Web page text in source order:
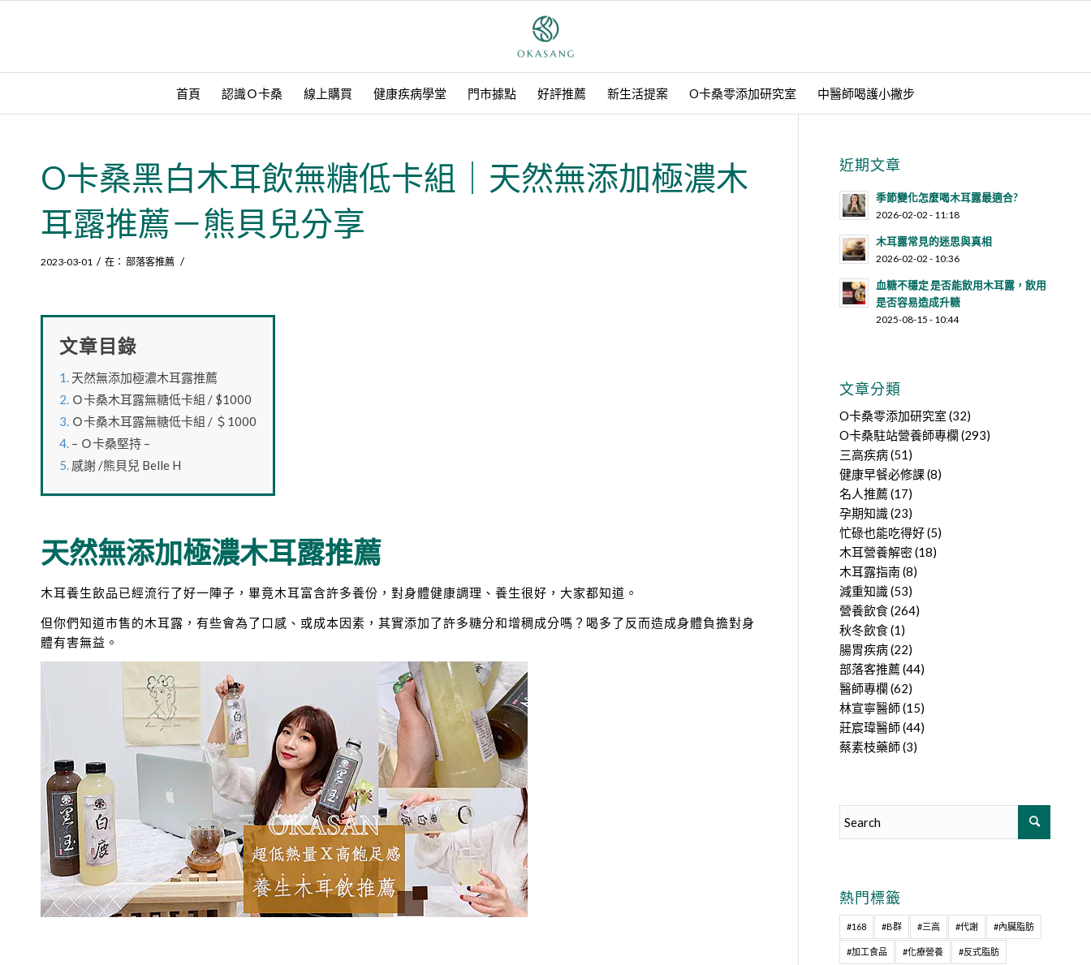
首頁 認識Ｏ卡桑 線上購買 健康疾病學堂 門市據點 好評推薦 新生活提案 O卡桑零添加研究室 中醫師喝護小撇步
O卡桑黑白木耳飲無糖低卡組｜天然無添加極濃木
耳露推薦－熊貝兒分享
2023-03-01 / 在： 部落客推薦 /
文章目錄
天然無添加極濃木耳露推薦
Ｏ卡桑木耳露無糖低卡組 / $1000
Ｏ卡桑木耳露無糖低卡組 / ＄1000
– Ｏ卡桑堅持 –
感謝 /熊貝兒 Belle H
天然無添加極濃木耳露推薦
木耳養生飲品已經流行了好一陣子，畢竟木耳富含許多養份，對身體健康調理、養生很好，大家都知道。
但你們知道市售的木耳露，有些會為了口感、或成本因素，其實添加了許多糖分和增稠成分嗎？喝多了反而造成身體負擔對身
體有害無益。
近期文章
季節變化怎麼喝木耳露最適合?
2026-02-02 - 11:18
木耳露常見的迷思與真相
2026-02-02 - 10:36
血糖不穩定 是否能飲用木耳露，飲用
是否容易造成升糖
2025-08-15 - 10:44
文章分類
O卡桑零添加研究室 (32)
O卡桑駐站營養師專欄 (293)
三高疾病(51)
健康早餐必修課(8)
名人推薦 (17)
孕期知識(23)
忙碌也能吃得好(5)
木耳營養解密(18)
木耳露指南(8)
減重知識(53)
營養飲食(264)
秋冬飲食(1)
腸胃疾病(22)
部落客推薦 (44)
醫師專欄 (62)
林宣寧醫師(15)
莊宸瑋醫師(44)
蔡素枝藥師(3)
熱門標籤
#168 #B群 #三高 #代謝 #內臟脂肪
#加工食品 #化療營養 #反式脂肪